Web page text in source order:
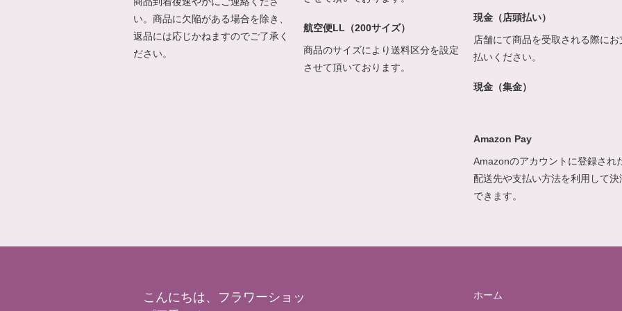
い。商品に欠陥がある場合を除き、
返品には応じかねますのでご了承く
ださい。
航空便LL（200サイズ）
商品のサイズにより送料区分を設定
させて頂いております。
現金（店頭払い）
店舗にて商品を受取される際にお
払いください。
現金（集金）
Amazon Pay
Amazonのアカウントに登録され
配送先や支払い方法を利用して決
できます。
こんにちは、フラワーショッ
ホーム